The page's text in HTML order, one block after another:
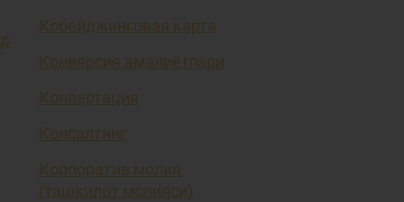
Кобейджинговая карта
Конверсия амалиётлари
Конвертация
Консалтинг
Корпоратив молия
(ташкилот молияси)